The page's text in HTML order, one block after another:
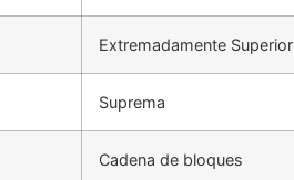
Extremadamente Superior
Suprema
Cadena de bloques